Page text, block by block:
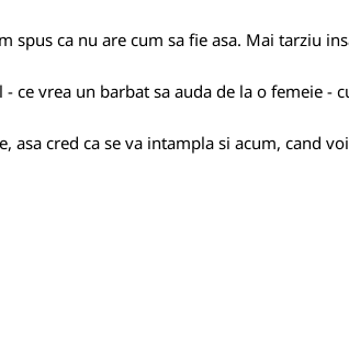
ca nu are cum sa fie asa. Mai tarziu
-ce vrea un barbat sa auda de la o femeie -
asa cred ca se va intampla si acum, cand